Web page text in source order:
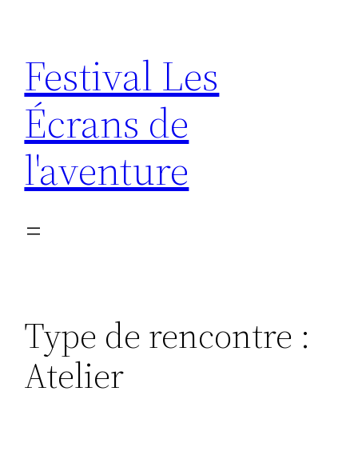
contenu
Festival Les
Écrans de
l'aventure
Type de rencontre :
Atelier